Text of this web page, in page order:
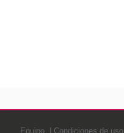
Equipo Condiciones de uso